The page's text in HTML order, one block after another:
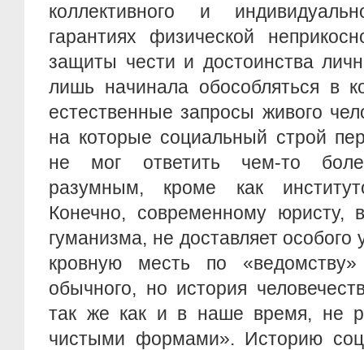
коллективного и
гарантиях физической
защиты чести и достоинства
лишь начинала обособляться в
естественные запросы живого
на которые социальный строй
не мог ответить чем-то
разумным, кроме как
Конечно, современному юристу,
гуманизма, не доставляет особого
кровную месть по
обычного, но история
так же как и в наше время, не
чистыми формами». Историю